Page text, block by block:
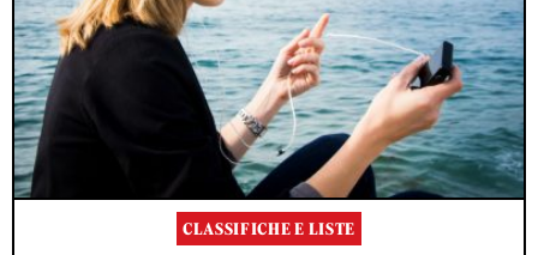
CLASSIFICHE E LISTE